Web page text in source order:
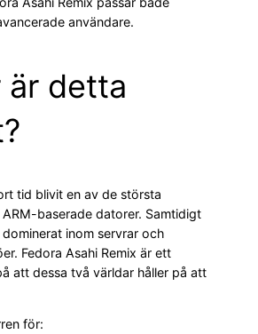
användare.
är detta
tid blivit en av de största
baserade datorer. Samtidigt
dominerat inom servrar och
Fedora Asahi Remix är ett
att dessa två världar håller på att
för: